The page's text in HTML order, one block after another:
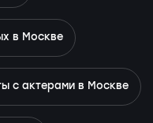
в Москве
с актерами в Москве